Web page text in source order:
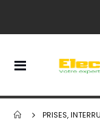
Basculer
PRISES,